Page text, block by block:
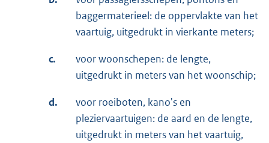
baggermaterieel: de oppervlakte van het
vaartuig, uitgedrukt in vierkante meters;
c.
voor woonschepen: de lengte,
uitgedrukt in meters van het woonschip;
d.
voor roeiboten, kano's en
pleziervaartuigen: de aard en de lengte,
uitgedrukt in meters van het vaartuig,